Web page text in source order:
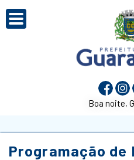
Boa noite,
Programação de